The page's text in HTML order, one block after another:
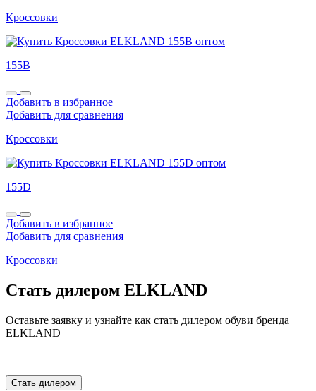
Кроссовки
155B
Добавить в избранное
Добавить для сравнения
Кроссовки
155D
Добавить в избранное
Добавить для сравнения
Кроссовки
Стать дилером ELKLAND
Оставьте заявку и узнайте как стать дилером обуви бренда
ELKLAND
Стать дилером